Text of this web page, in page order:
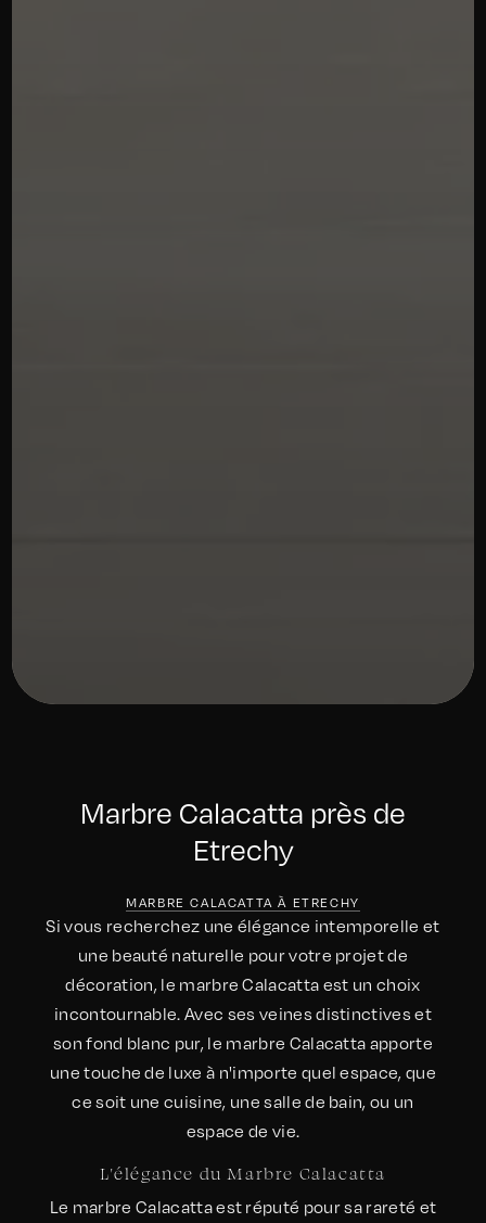
Marbre Calacatta près de
Etrechy
MARBRE CALACATTA À ETRECHY
Si vous recherchez une élégance intemporelle et
une beauté naturelle pour votre projet de
décoration, le marbre Calacatta est un choix
incontournable. Avec ses veines distinctives et
son fond blanc pur, le marbre Calacatta apporte
une touche de luxe à n'importe quel espace, que
ce soit une cuisine, une salle de bain, ou un
espace de vie.
L'élégance du Marbre Calacatta
Le marbre Calacatta est réputé pour sa rareté et